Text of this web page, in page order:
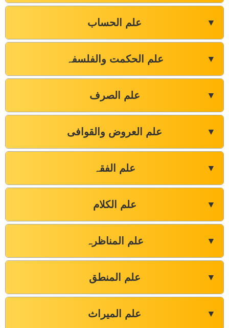
علم الحساب ▼
علم الحکمت والفلسفہ ▼
علم الصرف ▼
علم العروض والقوافی ▼
علم الفقہ ▼
علم الکلام ▼
علم المناظرہ ▼
علم المنطق ▼
علم المیراث ▼